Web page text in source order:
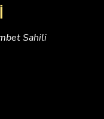
Sahili